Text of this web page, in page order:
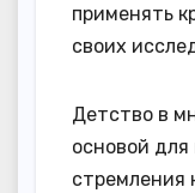
применять
своих
Детство в
основой
стремления